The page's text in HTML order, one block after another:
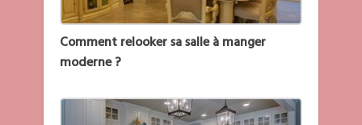
Comment relooker sa salle à manger
moderne ?